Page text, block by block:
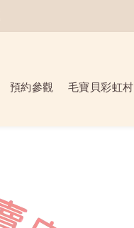
預約參觀 毛寶貝彩虹村